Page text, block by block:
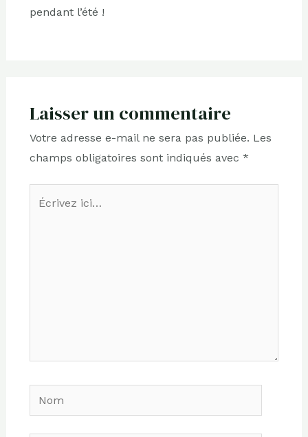
pendant l’été !
Laisser un commentaire
Votre adresse e-mail ne sera pas publiée. Les
champs obligatoires sont indiqués avec *
Nom